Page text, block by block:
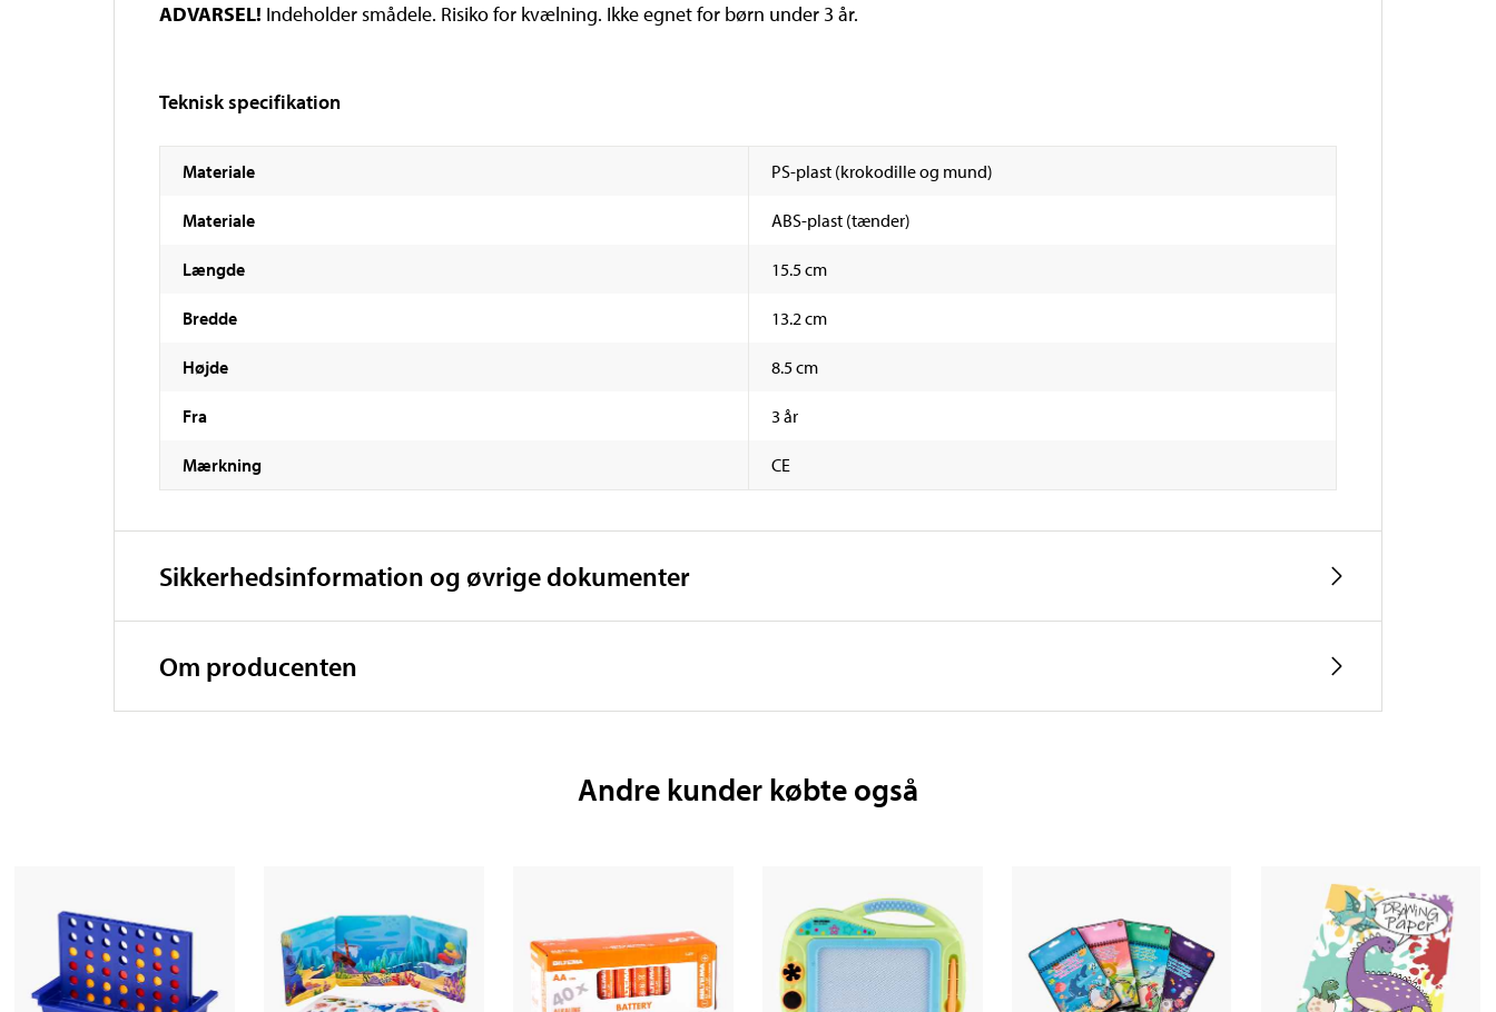
ADVARSEL! Indeholder smådele. Risiko for kvælning. Ikke egnet for børn under 3 år.
Teknisk specifikation
Materiale PS-plast (krokodille og mund)
Materiale ABS-plast (tænder)
Længde 15.5 cm
Bredde 13.2 cm
Højde 8.5 cm
Fra 3 år
Mærkning CE
Sikkerhedsinformation og øvrige dokumenter
Om producenten
Andre kunder købte også